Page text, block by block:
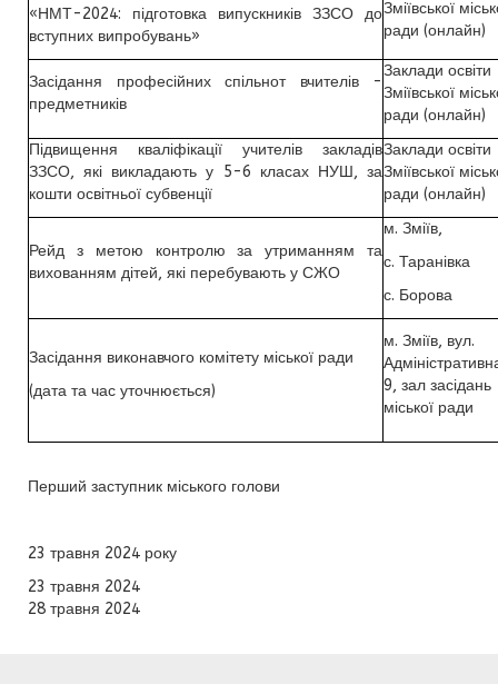
«НМТ-2024: підготовка випускників ЗЗСО до
вступних випробувань»
Зміївської
ради (онлайн)
Засідання професійних спільнот вчителів -
предметників
Заклади освіти
Зміївської
ради (онлайн)
Підвищення кваліфікації учителів закладів
ЗЗСО, які викладають у 5-6 класах НУШ, за
кошти освітньої субвенції
Заклади освіти
Зміївської
ради (онлайн)
Рейд з метою контролю за утриманням та
вихованням дітей, які перебувають у СЖО
м. Зміїв,
с. Таранівка
с. Борова
Засідання виконавчого комітету міської ради
(дата та час уточнюється)
м. Зміїв, вул.
9, зал засідань
міської ради
Перший заступник міського голови
23 травня 2024 року
23 травня 2024
28 травня 2024